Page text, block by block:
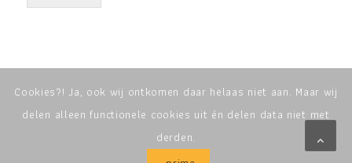
Cookies?! Ja, ook wij ontkomen daar helaas niet aan. Maar wij
delen alleen functionele cookies uit én delen data niet met
derden.